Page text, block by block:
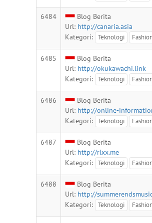
6484
Blog Berita
Url: http://canaria.asia
Kategori: Teknologi
6485
Blog Berita
Url: http://okukawachi.link
Kategori: Teknologi
6486
Blog Berita
Url: http://online-
Kategori: Teknologi
6487
Blog Berita
Url: http://rlxx.me
Kategori: Teknologi
6488
Blog Berita
Url: http://
Kategori: Teknologi